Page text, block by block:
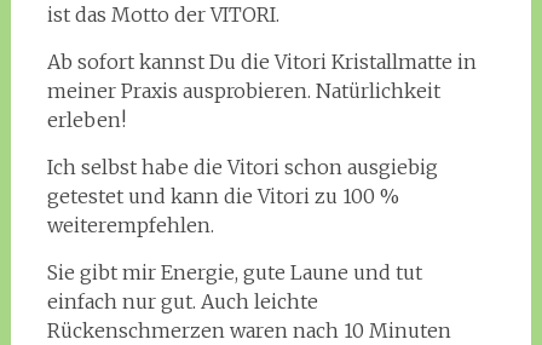
ist das Motto der VITORI.
Ab sofort kannst Du die Vitori Kristallmatte in
meiner Praxis ausprobieren. Natürlichkeit
erleben!
Ich selbst habe die Vitori schon ausgiebig
getestet und kann die Vitori zu 100 %
weiterempfehlen.
Sie gibt mir Energie, gute Laune und tut
einfach nur gut. Auch leichte
Rückenschmerzen waren nach 10 Minuten